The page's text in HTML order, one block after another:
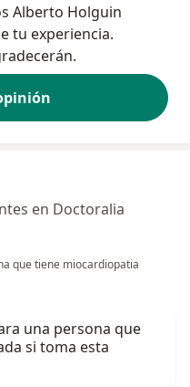
Alberto Holguin
tu experiencia.
en Doctoralia
que tiene miocardiopatia
una persona que
si toma esta